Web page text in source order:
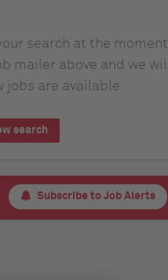
search at the moment.
mailer above and we will
jobs are available.
search
Subscribe to Job Alerts